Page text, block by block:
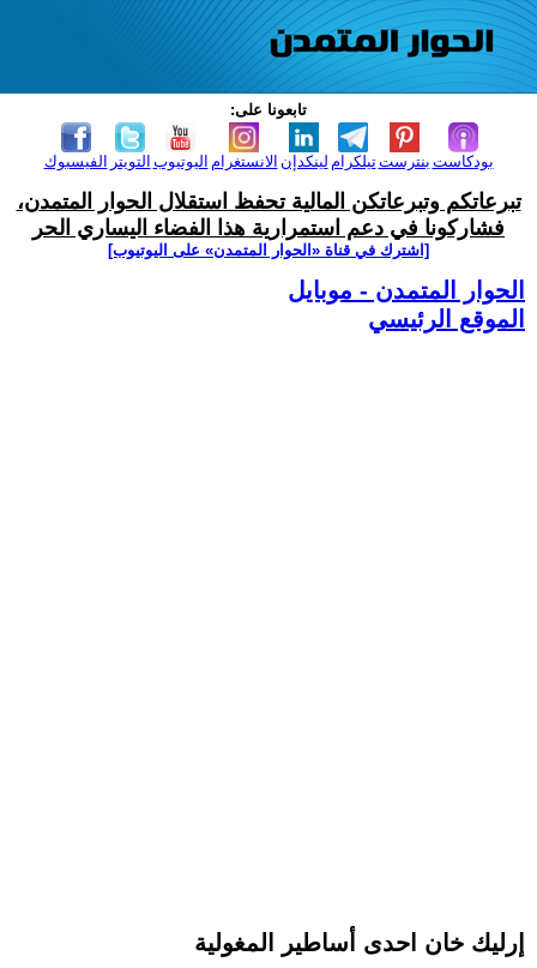
تابعونا على:
الفيسبوك التويتر اليوتيوب الانستغرام لينكدإن تيلكرامبنترست بودكاست
تبرعاتكم وتبرعاتكن المالية تحفظ استقلال الحوار المتمدن،
فشاركونا في دعم استمرارية هذا الفضاء اليساري الحر
[اشترك في قناة ‫«الحوار المتمدن» على اليوتيوب]
الحوار المتمدن - موبايل
الموقع الرئيسي
إرليك خان احدى أساطير المغولية